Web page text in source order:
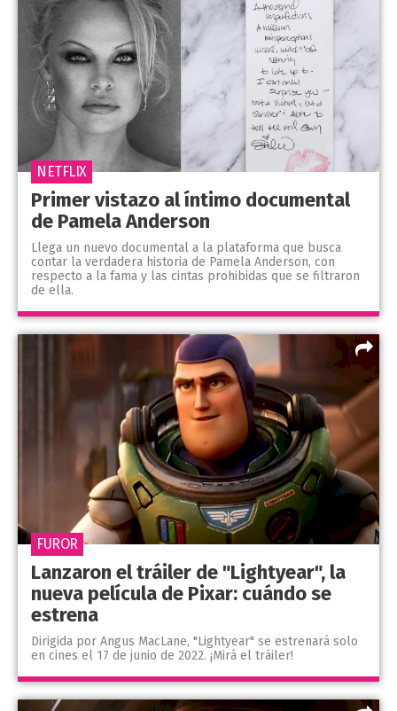
Primer vistazo al íntimo documental
de Pamela Anderson
Llega un nuevo documental a la plataforma que busca
contar la verdadera historia de Pamela Anderson, con
respecto a la fama y las cintas prohibidas que se filtraron
de ella.
NETFLIX
Lanzaron el tráiler de "Lightyear", la
nueva película de Pixar: cuándo se
estrena
Dirigida por Angus MacLane, "Lightyear" se estrenará solo
en cines el 17 de junio de 2022. ¡Mirá el tráiler!
FUROR